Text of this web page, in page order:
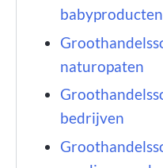
babyproducten
naturopaten
bedrijven